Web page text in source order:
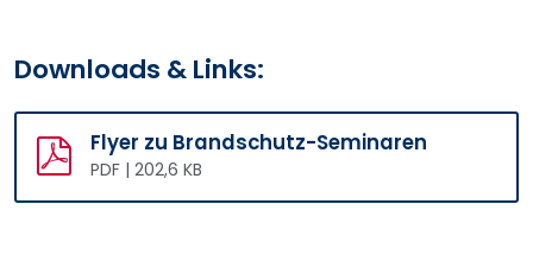
Downloads & Links:
Flyer zu Brandschutz-Seminaren
PDF | 202,6 KB